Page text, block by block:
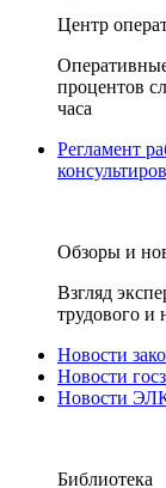
Центр
процентов
часа
Регламент
Обзоры и
Взгляд
трудового и
Новости
Новости
Новости
Библиотека